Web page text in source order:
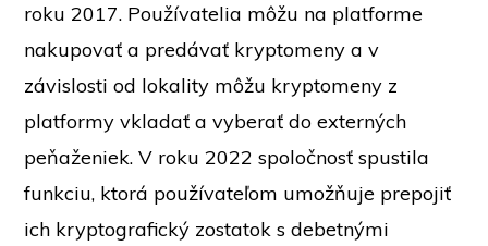
roku 2017. Používatelia môžu na platforme
nakupovať a predávať kryptomeny a v
závislosti od lokality môžu kryptomeny z
platformy vkladať a vyberať do externých
peňaženiek. V roku 2022 spoločnosť spustila
funkciu, ktorá používateľom umožňuje prepojiť
ich kryptografický zostatok s debetnými